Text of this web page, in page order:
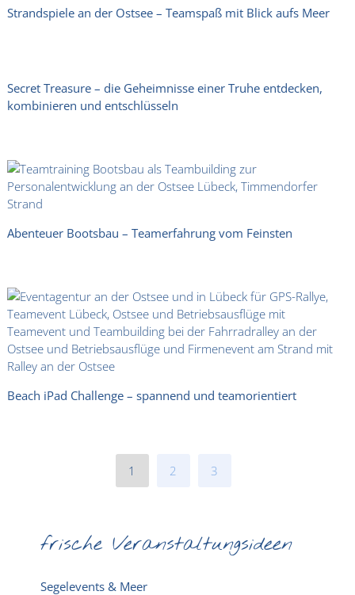
Strandspiele an der Ostsee – Teamspaß mit Blick aufs Meer
Secret Treasure – die Geheimnisse einer Truhe entdecken,
kombinieren und entschlüsseln
Abenteuer Bootsbau – Teamerfahrung vom Feinsten
Beach iPad Challenge – spannend und teamorientiert
1 2 3
frische Veranstaltungsideen
Segelevents & Meer